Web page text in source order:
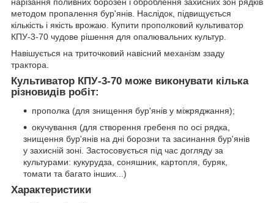
нарізання поливних борозен і оброблення захисних зон рядків
методом пропалення бур'янів. Наслідок, підвищується
кількість і якість врожаю. Купити прополковий культиватор
КПУ-3-70 чудове рішення для опалювальних культур.
Навішується на триточковий навісний механізм ззаду
трактора.
Культиватор КПУ-3-70 може виконувати кілька
різновидів робіт:
прополка (для знищення бур'янів у міжряджання);
окучування (для створення гребеня по осі рядка,
знищення бур'янів на дні борозни та засинання бур'янів
у захисній зоні. Застосовується під час догляду за
культурами: кукурудза, соняшник, картопля, буряк,
томати та багато інших...)
Характеристики